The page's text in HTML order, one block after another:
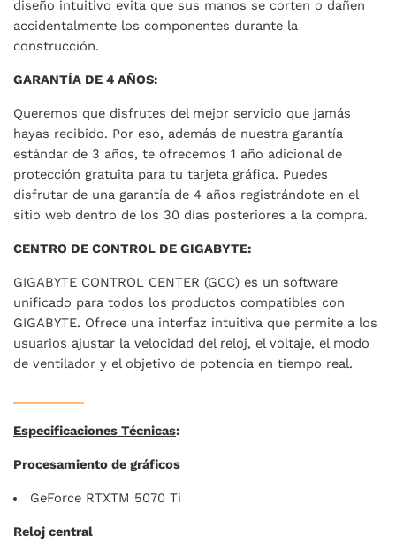
diseño intuitivo evita que sus manos se corten o dañen
accidentalmente los componentes durante la
construcción.
GARANTÍA DE 4 AÑOS:
Queremos que disfrutes del mejor servicio que jamás
hayas recibido. Por eso, además de nuestra garantía
estándar de 3 años, te ofrecemos 1 año adicional de
protección gratuita para tu tarjeta gráfica. Puedes
disfrutar de una garantía de 4 años registrándote en el
sitio web dentro de los 30 días posteriores a la compra.
CENTRO DE CONTROL DE GIGABYTE:
GIGABYTE CONTROL CENTER (GCC) es un software
unificado para todos los productos compatibles con
GIGABYTE. Ofrece una interfaz intuitiva que permite a los
usuarios ajustar la velocidad del reloj, el voltaje, el modo
de ventilador y el objetivo de potencia en tiempo real.
Especificaciones Técnicas:
Procesamiento de gráficos
GeForce RTXTM 5070 Ti
Reloj central